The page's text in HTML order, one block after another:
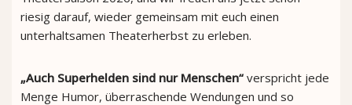
riesig darauf, wieder gemeinsam mit euch einen
unterhaltsamen Theaterherbst zu erleben.
„Auch Superhelden sind nur Menschen“verspricht jede
Menge Humor, überraschende Wendungen und so